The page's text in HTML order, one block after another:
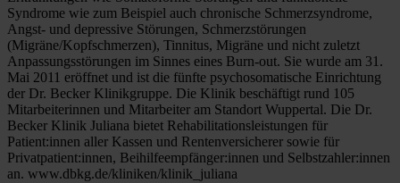
Syndrome wie zum Beispiel auch chronische Schmerzsyndrome,
Angst- und depressive Störungen, Schmerzstörungen
(Migräne/Kopfschmerzen), Tinnitus, Migräne und nicht zuletzt
Anpassungsstörungen im Sinnes eines Burn-out. Sie wurde am 31.
Mai 2011 eröffnet und ist die fünfte psychosomatische Einrichtung
der Dr. Becker Klinikgruppe. Die Klinik beschäftigt rund 105
Mitarbeiterinnen und Mitarbeiter am Standort Wuppertal. Die Dr.
Becker Klinik Juliana bietet Rehabilitationsleistungen für
Patient:innen aller Kassen und Rentenversicherer sowie für
Privatpatient:innen, Beihilfeempfänger:innen und Selbstzahler:innen
an. www.dbkg.de/kliniken/klinik_juliana